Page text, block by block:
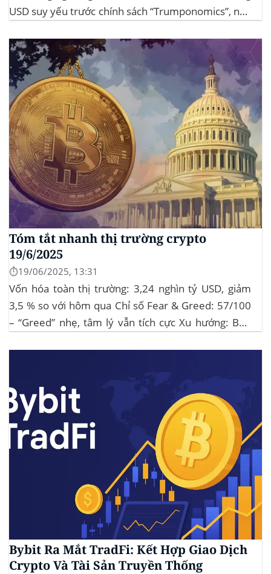
USD suy yếu trước chính sách “Trumponomics”, nhà
Sự kiện Chi tiết Hack 100 triệu USD...
Tóm tắt nhanh thị trường crypto
19/6/2025
⏱️19/06/2025, 13:31
Vốn hóa toàn thị trường: 3,24 nghìn tỷ USD, giảm
3,5 % so với hôm qua Chỉ số Fear & Greed: 57/100
– “Greed” nhẹ, tâm lý vẫn tích cực Xu hướng: BTC
Bybit Ra Mắt TradFi: Kết Hợp Giao Dịch
Crypto Và Tài Sản Truyền Thống